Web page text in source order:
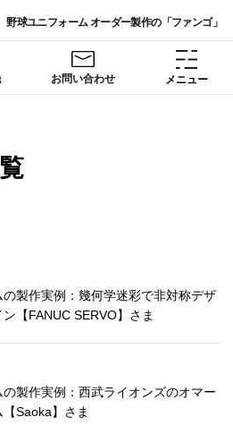
野球ユニフォーム オーダー製作の「ファンゴ」
お問い合わせ メニュー
製作実例：幾何学迷彩で非対称デザ
【FANUC SERVO】さま
製作実例：西武ライオンズのオマー
Saoka】さま